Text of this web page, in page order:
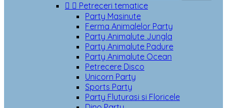
  Petreceri tematice
Party Masinute
Ferma Animalelor Party
Party Animalute Jungla
Party Animalute Padure
Party Animalute Ocean
Petrecere Disco
Unicorn Party
Sports Party
Party Fluturasi si Floricele